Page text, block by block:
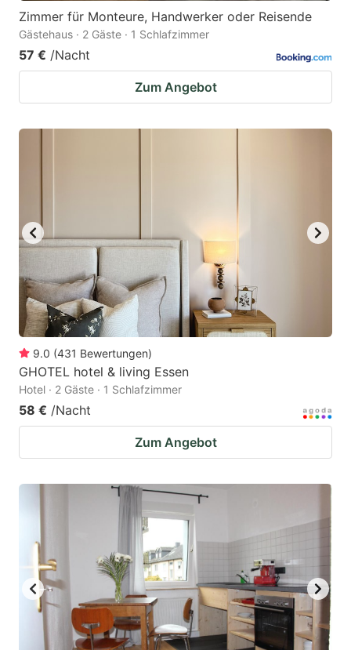
Zimmer für Monteure, Handwerker oder Reisende
Gästehaus · 2 Gäste · 1 Schlafzimmer
57 € /Nacht
Zum Angebot
9.0 (431 Bewertungen)
GHOTEL hotel & living Essen
Hotel · 2 Gäste · 1 Schlafzimmer
58 € /Nacht
Zum Angebot